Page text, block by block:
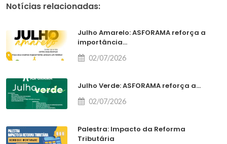
Notícias relacionadas:
Julho Amarelo: ASFORAMA reforça a
importância...
02/07/2026
Julho Verde: ASFORAMA reforça a...
02/07/2026
Palestra: Impacto da Reforma
Tributária